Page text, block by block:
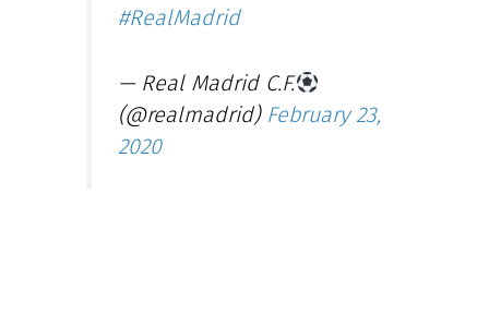
#RealMadrid
— Real Madrid C.F.
(@realmadrid) February 23,
2020